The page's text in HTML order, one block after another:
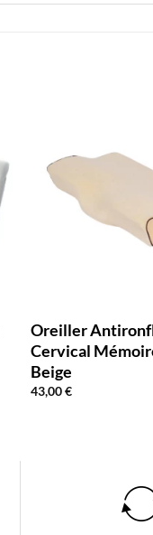
Oreiller
Cervical
Beige
43,00€